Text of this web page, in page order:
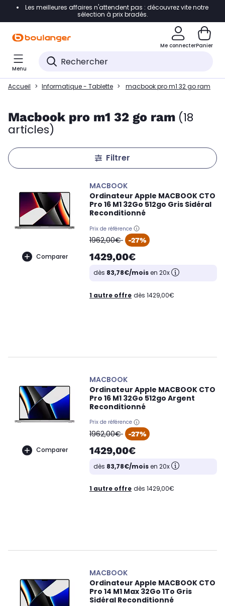
Accéder directement à la navigation
Accéder directement au pied de page
Accéder directement au chatbot
Les meilleures affaires n'attendent pas : découvrez vite notre
sélection à prix bradés.
Me connecterPanier
Menu
Accueil Informatique - Tablette macbook pro m1 32 go ram
Macbook pro m1 32 go ram (18
articles)
Filtrer
Comparer
MACBOOK
Ordinateur Apple MACBOOK CTO
Pro 16 M1 32Go 512go Gris Sidéral
Reconditionné
Prix de référence
oldPrice
1962,00€ -27%
1429,00€
dès 83,78€/moisen 20x
1 autre offre dès 1429,00€
Comparer
MACBOOK
Ordinateur Apple MACBOOK CTO
Pro 16 M1 32Go 512go Argent
Reconditionné
Prix de référence
oldPrice
1962,00€ -27%
1429,00€
dès 83,78€/moisen 20x
1 autre offre dès 1429,00€
MACBOOK
Ordinateur Apple MACBOOK CTO
Pro 14 M1 Max 32Go 1To Gris
Sidéral Reconditionné